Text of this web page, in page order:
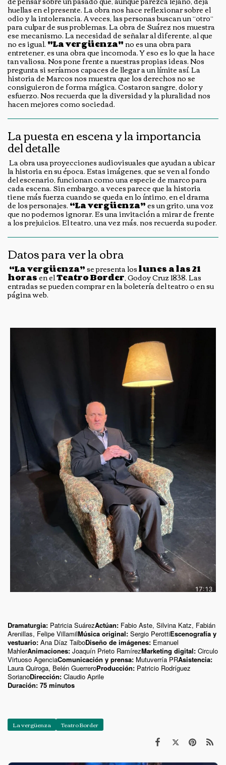
huellas en el presente. La obra nos hace reflexionar sobre el
odio y la intolerancia. A veces, las personas buscan un “otro”
para culpar de sus problemas. La obra de Suárez nos muestra
ese mecanismo. La necesidad de señalar al diferente, al que
no es igual."La vergüenza"no es una obra para
entretener, es una obra que incomoda. Y eso es lo que la hace
tan valiosa. Nos pone frente a nuestras propias ideas. Nos
pregunta si seríamos capaces de llegar a un límite así. La
historia de Marcos nos muestra que los derechos no se
consiguieron de forma mágica. Costaron sangre, dolor y
esfuerzo. Nos recuerda que la diversidad y la pluralidad nos
hacen mejores como sociedad.
La puesta en escena y la importancia
del detalle
La obra usa proyecciones audiovisuales que ayudan a ubicar
la historia en su época. Estas imágenes, que se ven al fondo
del escenario, funcionan como una especie de marco para
cada escena. Sin embargo, a veces parece que la historia
tiene más fuerza cuando se queda en lo íntimo, en el drama
de los personajes.“La vergüenza”es un grito, una voz
que no podemos ignorar. Es una invitación a mirar de frente
a los prejuicios. El teatro, una vez más, nos recuerda su poder.
Datos para ver la obra
“La vergüenza”se presenta loslunes a las 21
horasen elTeatro Border, Godoy Cruz 1838. Las
entradas se pueden comprar en la boletería del teatro o en su
página web.
Dramaturgia: Patricia SuárezActúan: Fabio Aste, Silvina Katz, Fabián
Arenillas, Felipe VillamilMúsica original: Sergio PerottiEscenografía y
vestuario: Ana Díaz TaiboDiseño de imágenes: Emanuel
MahlerAnimaciones: Joaquín Prieto RamírezMarketing digital: Circulo
Virtuoso AgenciaComunicación y prensa: Mutuverría PRAsistencia:
Laura Quiroga, Belén GuerreroProducción: Patricio Rodríguez
SorianoDirección: Claudio Aprile
Duración: 75 minutos
La vergüenza Teatro Border